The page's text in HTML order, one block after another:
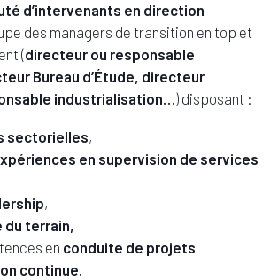
d’intervenants en direction
des managers de transition en top et
(directeur ou responsable
Bureau d’Étude, directeur
industrialisation…) disposant :
sectorielles,
en supervision de services
,
du terrain,
en conduite de projets
continue.